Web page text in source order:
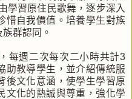
學習原住民歌舞，逐步深入
惜自我價值。培養學生對族
群認同。
每週二次每次二小時共計3
助教導學生，並介紹傳統服
後文化意涵，使學生學習原
文化的熱誠與尊重，強化學